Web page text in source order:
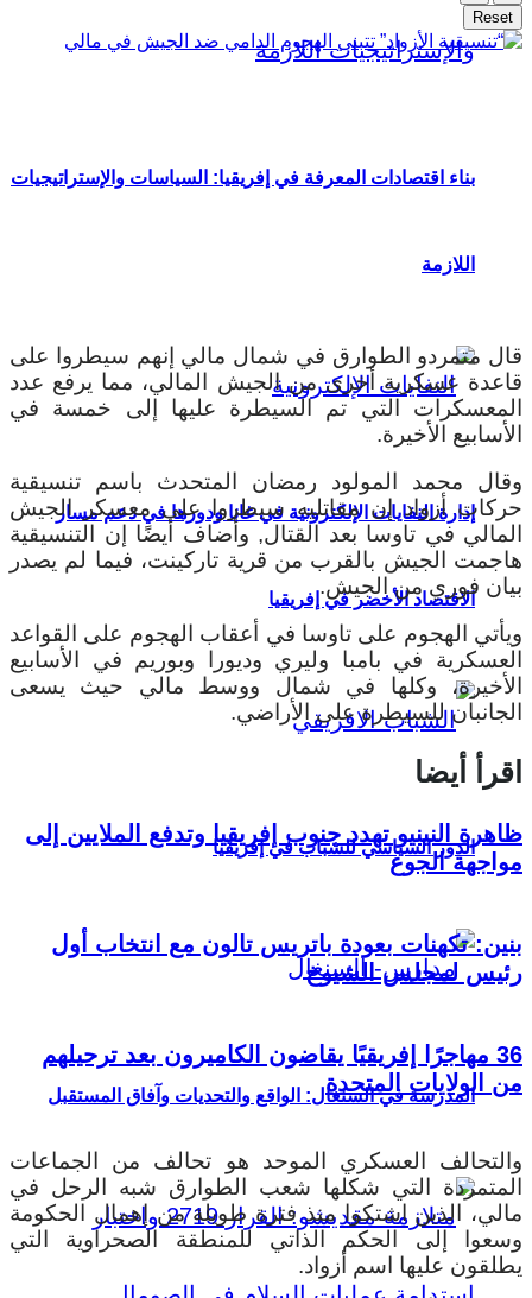
بناء اقتصادات المعرفة في إفريقيا: السياسات والإستراتيجيات
اللازمة
إدارة النفايات الإلكترونية في غانا ودورها في دعم مسار
الاقتصاد الأخضر في إفريقيا
الدور السياسي للشباب في إفريقيا
المدرسة في السنغال: الواقع والتحديات وآفاق المستقبل
Reset
قال متمردو الطوارق في شمال مالي إنهم سيطروا على
قاعدة عسكرية أخرى من الجيش المالي، مما يرفع عدد
المعسكرات التي تم السيطرة عليها إلى خمسة في
الأسابيع الأخيرة.
وقال محمد المولود رمضان المتحدث باسم تنسيقية
حركات أزواد إن مقاتليه سيطروا على معسكر الجيش
المالي في تاوسا بعد القتال, وأضاف أيضًا إن التنسيقية
هاجمت الجيش بالقرب من قرية تاركينت، فيما لم يصدر
بيان فوري من الجيش.
ويأتي الهجوم على تاوسا في أعقاب الهجوم على القواعد
العسكرية في بامبا وليري وديورا وبوريم في الأسابيع
الأخيرة، وكلها في شمال ووسط مالي حيث يسعى
الجانبان للسيطرة على الأراضي.
اقرأ أيضا
ظاهرة النينيو تهدد جنوب إفريقيا وتدفع الملايين إلى
مواجهة الجوع
بنين: تكهنات بعودة باتريس تالون مع انتخاب أول
رئيس لمجلس الشيوخ
36 مهاجرًا إفريقيًا يقاضون الكاميرون بعد ترحيلهم
من الولايات المتحدة
والتحالف العسكري الموحد هو تحالف من الجماعات
المتمردة التي شكلها شعب الطوارق شبه الرحل في
مالي، الذين اشتكوا منذ فترة طويلة من إهمال الحكومة
وسعوا إلى الحكم الذاتي للمنطقة الصحراوية التي
يطلقون عليها اسم أزواد.